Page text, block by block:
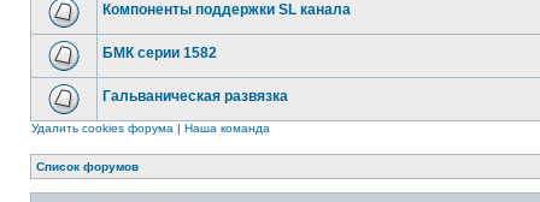
Компоненты поддержки SL канала
БМК серии 1582
Гальваническая развязка
Удалить cookies форума | Наша команда
Список форумов